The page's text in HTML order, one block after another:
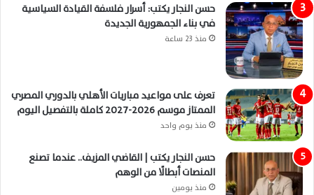
حسن النجار يكتب: أسرار فلسفة القيادة السياسية
في بناء الجمهورية الجديدة
منذ 23 ساعة
تعرف على مواعيد مباريات الأهلي بالدوري المصري
الممتاز موسم 2026-2027 كاملة بالتفصيل اليوم
منذ يوم واحد
حسن النجار يكتب | القاضي المزيف.. عندما تصنع
المنصات أبطالًا من الوهم
منذ يومين